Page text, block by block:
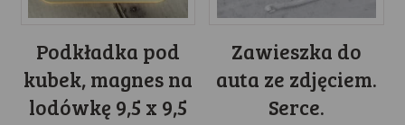
Podkładka pod
kubek, magnes na
lodówkę 9,5 x 9,5
Zawieszka do
auta ze zdjęciem.
Serce.